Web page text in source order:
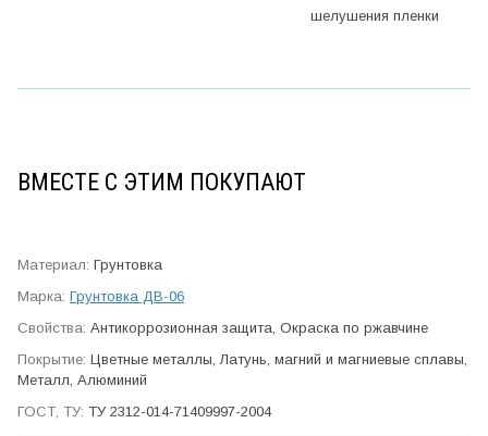
шелушения пленки
ВМЕСТЕ С ЭТИМ ПОКУПАЮТ
Грунтовка
Грунтовка ДВ-06
Антикор­розионная защита, Окраска по ржавчине
Цветные металлы, Латунь, магний и магниевые сплавы,
Металл, Алюминий
ТУ 2312-014-71409997-2004